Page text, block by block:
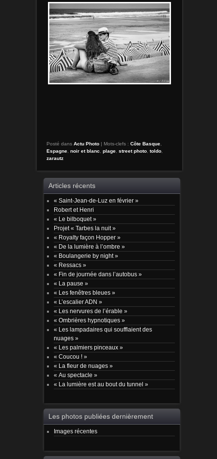
Posté dans Actu Photo | Mots-clefs : Côte Basque,
Espagne, noir et blanc plage, street photo, toldo,
zarautz
Articles récents
« Saint-Jean-de-Luz en février »
Robert et Henri
« Le bilboquet »
Projet « Tarbes la nuit »
« Royalty façon Hopper »
« De la lumière à l’ombre »
« Boulangerie by night »
« Ressacs »
« Fin de journée dans l’autobus »
« La pause »
« Les fenêtres bleues »
« L’escalier ADN »
« Les nervures de l’érable »
« Ombrières hypnotiques »
« Les lampadaires qui soufflaient des
nuages »
« Les palmiers pinceaux »
« Coucou ! »
« La fleur de nuages »
« Au spectacle »
« La lumière est au bout du tunnel »
Les photos publiées dernièrement
Images récentes